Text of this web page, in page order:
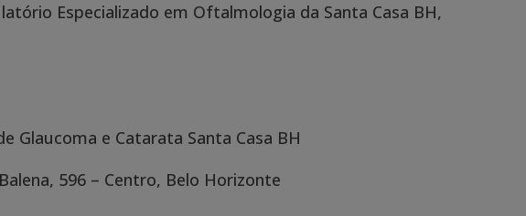
Especializado em Oftalmologia da Santa Casa BH,
Glaucoma e Catarata Santa Casa BH
596 – Centro, Belo Horizonte